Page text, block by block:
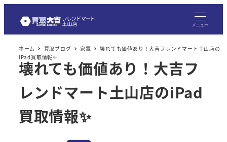
メニュー
ホーム 買取ブログ 家電
壊れても価値あり！大吉フレンドマート土山店の
iPad買取情報✨
壊れても価値あり！大吉フ
レンドマート土山店のiPad
買取情報✨